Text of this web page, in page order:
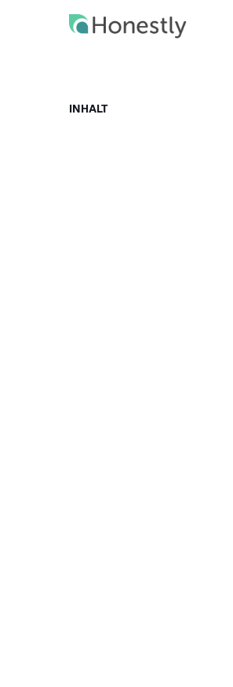
INHALT